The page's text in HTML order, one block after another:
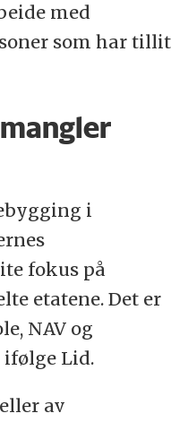
med
som har tillit
i
fokus på
etatene. Det er
NAV og
ifølge Lid.
av